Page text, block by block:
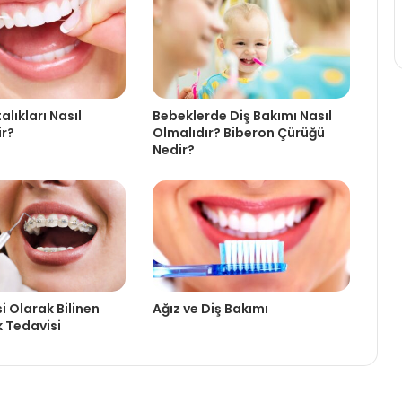
Nasıl
Bebeklerde Diş Bakımı Nasıl
Olmalıdır? Biberon Çürüğü
Nedir?
Olarak Bilinen
Ağız ve Diş Bakımı